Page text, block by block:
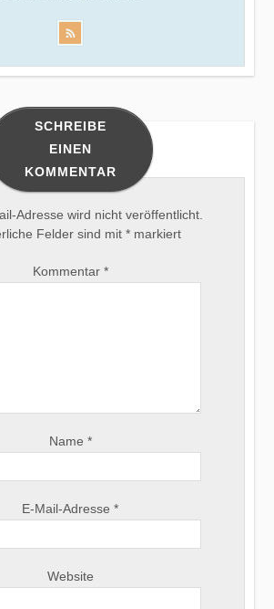
SCHREIBE
EINEN
KOMMENTAR
Adresse wird nicht veröffentlicht.
Felder sind mit * markiert
Kommentar *
Name *
E-Mail-Adresse *
Website